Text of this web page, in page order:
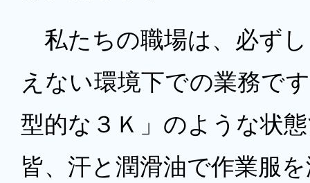
私たちの職場は、必ず
えない環境下での業務で
型的な３Ｋ」のような状
皆、汗と潤滑油で作業服